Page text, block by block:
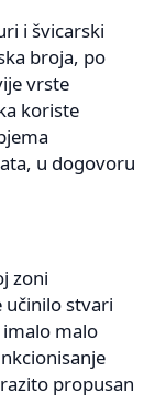
i švicarski
broja, po
vrste
koriste
u dogovoru
zoni
stvari
malo
propusan